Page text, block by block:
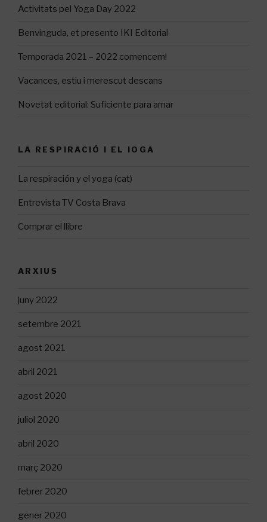
Activitats pel Yoga Day 2022
Benvinguda, et presento IKI Editorial
Temporada 2021 – 2022 comencem!
Vacances, estiu i merescut descans
Novetat editorial: Suficiente para amar
LA RESPIRACIÓ I EL IOGA
La respiración y el yoga (cat)
Entrevista TV Costa Brava
Comprar el llibre
ARXIUS
juny 2022
setembre 2021
agost 2021
abril 2021
agost 2020
juliol 2020
abril 2020
març 2020
febrer 2020
gener 2020